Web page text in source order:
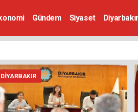
Gündem Siyaset Diyarbakır
DIYARBAKIR